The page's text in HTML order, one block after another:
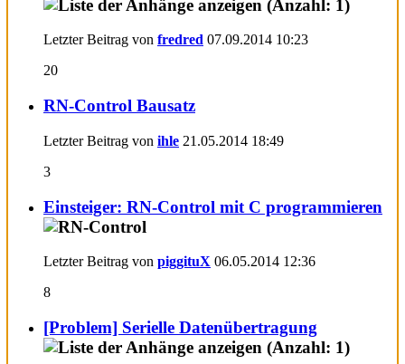
Letzter Beitrag von fredred 07.09.2014 10:23
20
RN-Control Bausatz
Letzter Beitrag von ihle 21.05.2014 18:49
3
Einsteiger: RN-Control mit C programmieren
Letzter Beitrag von piggituX 06.05.2014 12:36
8
[Problem] Serielle Datenübertragung